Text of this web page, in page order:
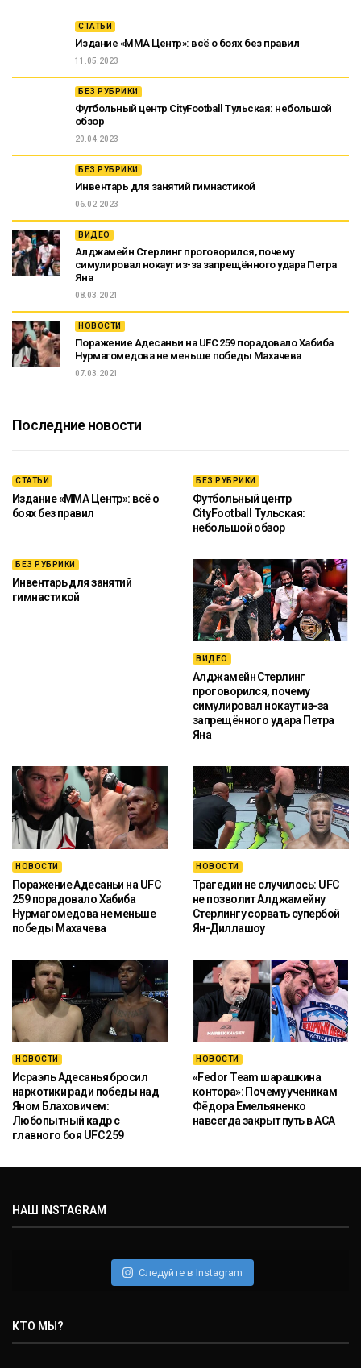
СТАТЬИ
Издание «ММА Центр»: всё о боях без правил
11.05.2023
БЕЗ РУБРИКИ
Футбольный центр CityFootball Тульская: небольшой
обзор
20.04.2023
БЕЗ РУБРИКИ
Инвентарь для занятий гимнастикой
06.02.2023
ВИДЕО
Алджамейн Стерлинг проговорился, почему
симулировал нокаут из-за запрещённого удара Петра
Яна
08.03.2021
НОВОСТИ
Поражение Адесаньи на UFC 259 порадовало Хабиба
Нурмагомедова не меньше победы Махачева
07.03.2021
Последние новости
СТАТЬИ
Издание «ММА Центр»: всё о
боях без правил
БЕЗ РУБРИКИ
Футбольный центр
CityFootball Тульская:
небольшой обзор
БЕЗ РУБРИКИ
Инвентарь для занятий
гимнастикой
ВИДЕО
Алджамейн Стерлинг
проговорился, почему
симулировал нокаут из-за
запрещённого удара Петра
Яна
НОВОСТИ
Поражение Адесаньи на UFC
259 порадовало Хабиба
Нурмагомедова не меньше
победы Махачева
НОВОСТИ
Трагедии не случилось: UFC
не позволит Алджамейну
Стерлингу сорвать супербой
Ян-Диллашоу
НОВОСТИ
Исраэль Адесанья бросил
наркотики ради победы над
Яном Блаховичем:
Любопытный кадр с
главного боя UFC 259
НОВОСТИ
«Fedor Team шарашкина
контора»: Почему ученикам
Фёдора Емельяненко
навсегда закрыт путь в ACA
НАШ INSTAGRAM
Следуйте в Instagram
КТО МЫ?